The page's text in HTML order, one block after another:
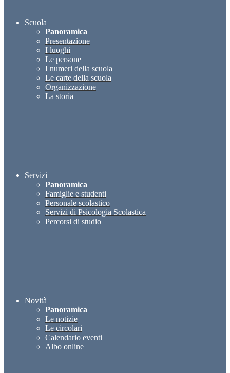
Scuola
Panoramica
Presentazione
I luoghi
Le persone
I numeri della scuola
Le carte della scuola
Organizzazione
La storia
Servizi
Panoramica
Famiglie e studenti
Personale scolastico
Servizi di Psicologia Scolastica
Percorsi di studio
Novità
Panoramica
Le notizie
Le circolari
Calendario eventi
Albo online